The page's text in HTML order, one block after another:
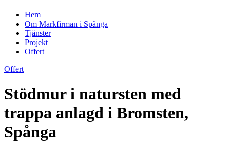
Hem
Om Markfirman i Spånga
Tjänster
Projekt
Offert
Offert
Stödmur i natursten med
trappa anlagd i Bromsten,
Spånga